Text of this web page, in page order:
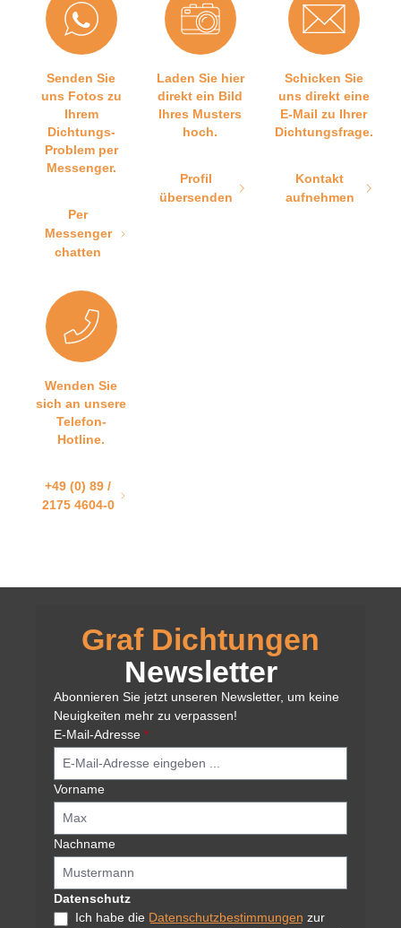
Senden Sie
uns Fotos zu
Ihrem
Dichtungs-
Problem per
Messenger.
Per
Messenger
chatten
Laden Sie hier
direkt ein Bild
Ihres Musters
hoch.
Profil
übersenden
Schicken Sie
uns direkt eine
E-Mail zu Ihrer
Dichtungsfrage.
Kontakt
aufnehmen
Wenden Sie
sich an unsere
Telefon-
Hotline.
+49 (0) 89 /
2175 4604-0
Graf Dichtungen
Newsletter
Abonnieren Sie jetzt unseren Newsletter, um keine
Neuigkeiten mehr zu verpassen!
E-Mail-Adresse *
Vorname
Nachname
Datenschutz
Ich habe die Datenschutzbestimmungen zur